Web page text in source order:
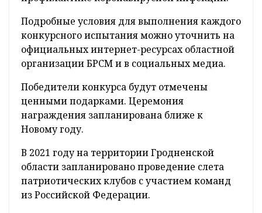
Подробные условия для выполнения каждого
конкурсного испытания можно уточнить на
официальных интернет-ресурсах областной
организации БРСМ и в социальных медиа.
Победители конкурса будут отмечены
ценными подарками. Церемония
награждения запланирована ближе к
Новому году.
В 2021 году на территории Гродненской
области запланировано проведение слета
патриотических клубов с участием команд
из Российской Федерации.